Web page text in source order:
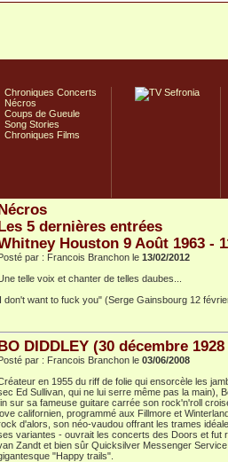
Chroniques Concerts
Nécros
Coups de Gueule
Song Stories
Chroniques Films
5 dernières entrées
Houston 9 Août 1963 -
par : Francois Branchon le 13/02/2012
telle voix et chanter de telles daubes...
don't want to fuck you" (Serge Gainsbourg 12
DIDDLEY (30 décembre
par : Francois Branchon le 03/06/2008
en 1955 du riff de folie qui ensorcèle les
Ed Sullivan, qui ne lui serre même pas la main),
sur sa fameuse guitare carrée son rock'n'roll
californien, programmé aux Fillmore et
d'alors, son néo-vaudou offrant les trames
variantes - ouvrait les concerts des Doors et fut
Zandt et bien sûr Quicksilver Messenger
"Happy trails".